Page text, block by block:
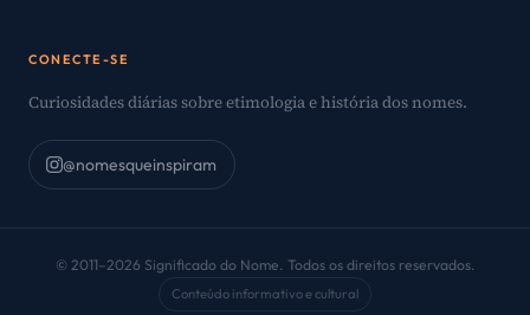
CONECTE-SE
Curiosidades diárias sobre etimologia e história dos nomes.
@nomesqueinspiram
© 2011–2026 Significado do Nome. Todos os direitos reservados.
Conteúdo informativo e cultural